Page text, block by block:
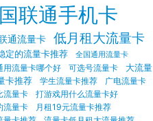
联通手机卡
通流量卡 低月租大流量卡
定的流量卡推荐 全国通用流量卡
用流量卡哪个好 可选号流量卡
大流量
卡推荐
学生流量卡推荐 广电流量卡
流量卡
打游戏用什么流量卡好
流量卡
月租19元流量卡推荐